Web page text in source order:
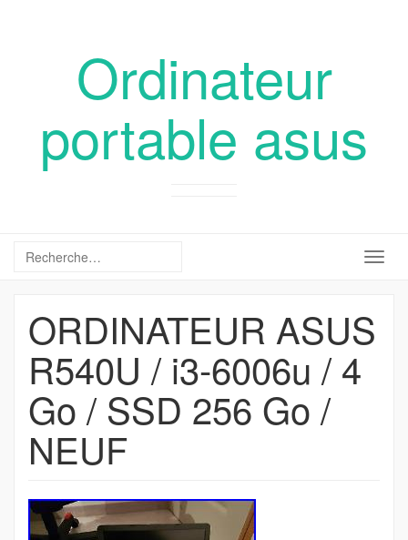
Ordinateur
portable asus
ORDINATEUR ASUS
R540U / i3-6006u / 4
Go / SSD 256 Go /
NEUF